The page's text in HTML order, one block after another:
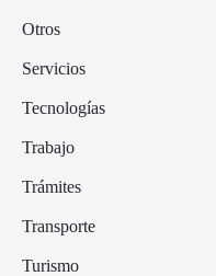
Otros
Servicios
Tecnologías
Trabajo
Trámites
Transporte
Turismo